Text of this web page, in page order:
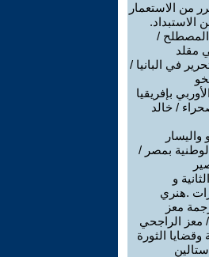
من الاستعمار
الاستبداد.
/
مقلد
في البانيا /
بإفريقيا
/ خالد
بمصر /
و
.هنري
معز
معز الراجحي
وقضايا الثورة